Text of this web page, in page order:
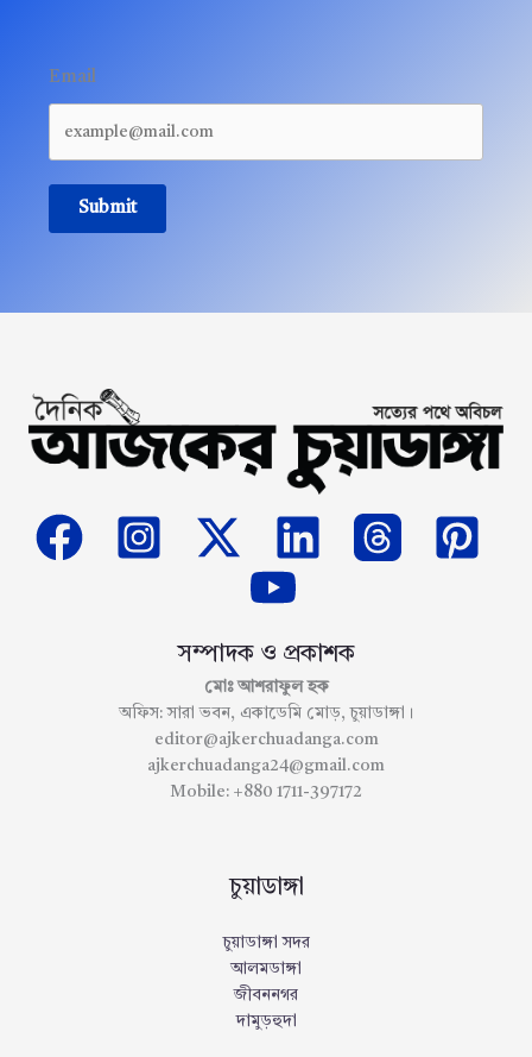
Email
Submit
সম্পাদক ও প্রকাশক
মোঃ আশরাফুল হক
অফিস: সারা ভবন, একাডেমি মোড়, চুয়াডাঙ্গা।
editor@ajkerchuadanga.com
ajkerchuadanga24@gmail.com
Mobile: +880 1711-397172
চুয়াডাঙ্গা
চুয়াডাঙ্গা সদর
আলমডাঙ্গা
জীবননগর
দামুড়হুদা